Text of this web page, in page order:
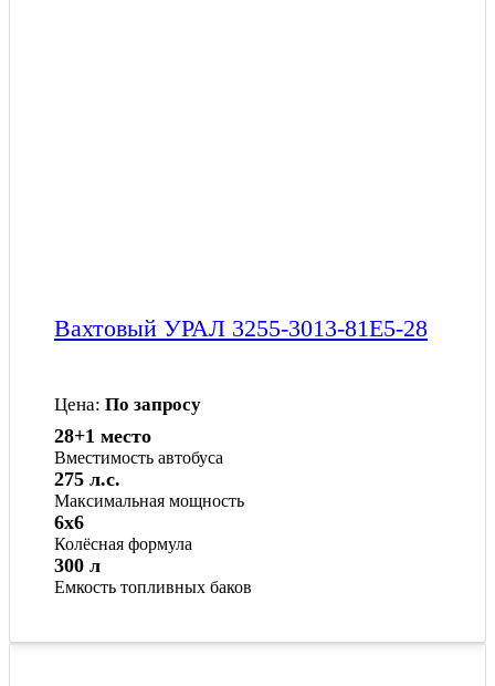
Вахтовый УРАЛ 3255-3013-81Е5-28
Цена: По запросу
Вместимость автобуса
28+1 место
Максимальная мощность
275 л.с.
Колёсная формула
6x6
Емкость топливных баков
300 л